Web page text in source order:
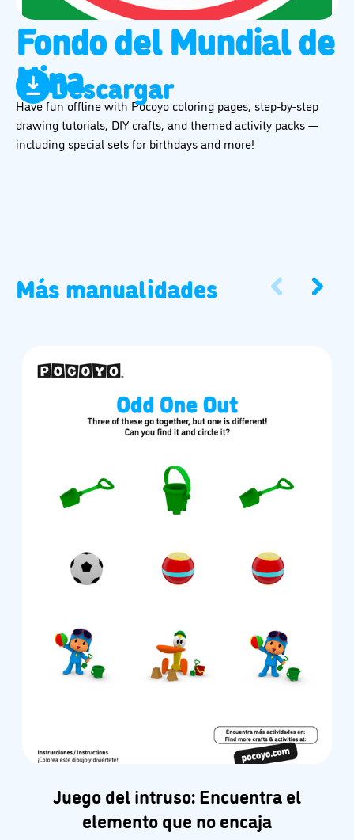
Fondo del Mundial de
Nina
Have fun offline with Pocoyo coloring pages, step-by-step
drawing tutorials, DIY crafts, and themed activity packs —
including special sets for birthdays and more!
Descargar
Más manualidades
Juego del intruso: Encuentra el
elemento que no encaja